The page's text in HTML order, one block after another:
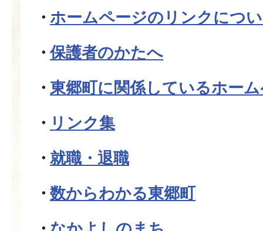
ホームページのリンクにつ
保護者のかたへ
東郷町に関係しているホー
リンク集
就職・退職
数からわかる東郷町